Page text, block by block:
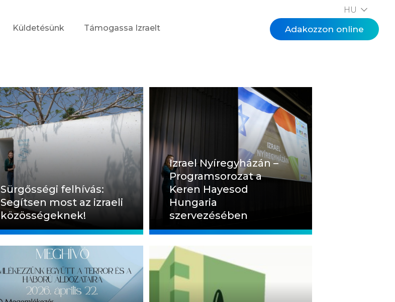
Küldetésünk Támogassa Izraelt
HU
Adakozzon online
Sürgősségi felhívás:
Segítsen most az izraeli
közösségeknek!
Izrael Nyíregyházán –
Programsorozat a
Keren Hayesod
Hungaria
szervezésében